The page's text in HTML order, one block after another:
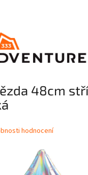
48cm
hodnocení